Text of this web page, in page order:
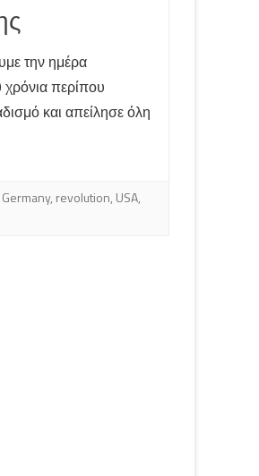
την ημέρα
περίπου
και απείλησε όλη
Germany, revolution, USA,